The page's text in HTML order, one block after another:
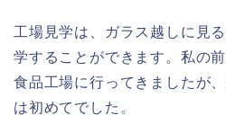
工場見学は、ガラス越しに見
学することができます。私の
食品工場に行ってきましたが
は初めてでした。